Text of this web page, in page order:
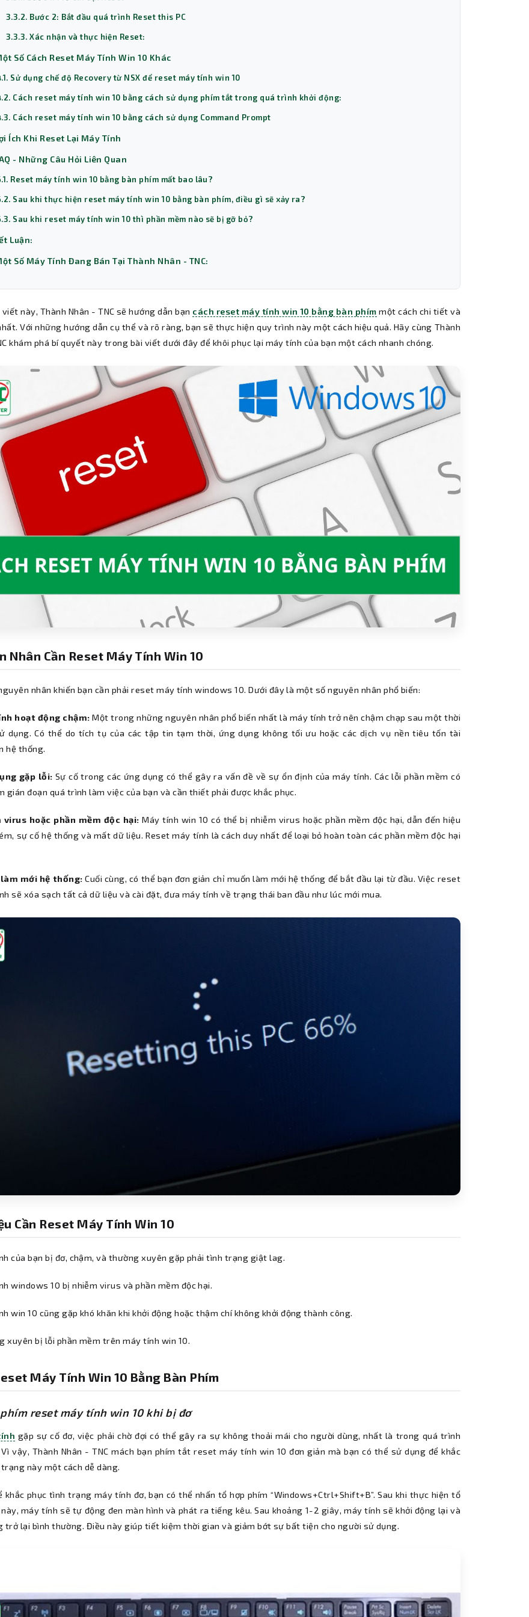
3.3.2. Bước 2: Bắt đầu quá trình Reset this PC
3.3.3. Xác nhận và thực hiện Reset:
Số Cách Reset Máy Tính Win 10 Khác
Sử dụng chế độ Recovery từ NSX để reset máy tính win 10
Cách reset máy tính win 10 bằng cách sử dụng phím tắt trong quá trình khởi động:
Cách reset máy tính win 10 bằng cách sử dụng Command Prompt
Ích Khi Reset Lại Máy Tính
- Những Câu Hỏi Liên Quan
Reset máy tính win 10 bằng bàn phím mất bao lâu?
Sau khi thực hiện reset máy tính win 10 bằng bàn phím, điều gì sẽ xảy ra?
Sau khi reset máy tính win 10 thì phần mềm nào sẽ bị gỡ bỏ?
Luận:
Số Máy Tính Đang Bán Tại Thành Nhân - TNC:
này, Thành Nhân - TNC sẽ hướng dẫn bạn cách reset máy tính win 10 bằng bàn phím một cách chi tiết và
Với những hướng dẫn cụ thể và rõ ràng, bạn sẽ thực hiện quy trình này một cách hiệu quả. Hãy cùng Thành
khám phá bí quyết này trong bài viết dưới đây để khôi phục lại máy tính của bạn một cách nhanh chóng.
Nhân Cần Reset Máy Tính Win 10
nhân khiến bạn cần phải reset máy tính windows 10. Dưới đây là một số nguyên nhân phổ biến:
hoạt động chậm: Một trong những nguyên nhân phổ biến nhất là máy tính trở nên chậm chạp sau một thời
dụng. Có thể do tích tụ của các tập tin tạm thời, ứng dụng không tối ưu hoặc các dịch vụ nền tiêu tốn tài
hệ thống.
gặp lỗi: Sự cố trong các ứng dụng có thể gây ra vấn đề về sự ổn định của máy tính. Các lỗi phần mềm có
gián đoạn quá trình làm việc của bạn và cần thiết phải được khắc phục.
virus hoặc phần mềm độc hại: Máy tính win 10 có thể bị nhiễm virus hoặc phần mềm độc hại, dẫn đến hiệu
sự cố hệ thống và mất dữ liệu. Reset máy tính là cách duy nhất để loại bỏ hoàn toàn các phần mềm độc hại
mới hệ thống: Cuối cùng, có thể bạn đơn giản chỉ muốn làm mới hệ thống để bắt đầu lại từ đầu. Việc reset
sẽ xóa sạch tất cả dữ liệu và cài đặt, đưa máy tính về trạng thái ban đầu như lúc mới mua.
Cần Reset Máy Tính Win 10
của bạn bị đơ, chậm, và thường xuyên gặp phải tình trạng giật lag.
windows 10 bị nhiễm virus và phần mềm độc hại.
win 10 cũng gặp khó khăn khi khởi động hoặc thậm chí không khởi động thành công.
xuyên bị lỗi phần mềm trên máy tính win 10.
Máy Tính Win 10 Bằng Bàn Phím
reset máy tính win 10 khi bị đơ
gặp sự cố đơ, việc phải chờ đợi có thể gây ra sự không thoải mái cho người dùng, nhất là trong quá trình
vậy, Thành Nhân - TNC mách bạn phím tắt reset máy tính win 10 đơn giản mà bạn có thể sử dụng để khắc
này một cách dễ dàng.
khắc phục tình trạng máy tính đơ, bạn có thể nhấn tổ hợp phím “Windows+Ctrl+Shift+B”. Sau khi thực hiện tổ
máy tính sẽ tự động đen màn hình và phát ra tiếng kêu. Sau khoảng 1-2 giây, máy tính sẽ khởi động lại và
trở lại bình thường. Điều này giúp tiết kiệm thời gian và giảm bớt sự bất tiện cho người sử dụng.